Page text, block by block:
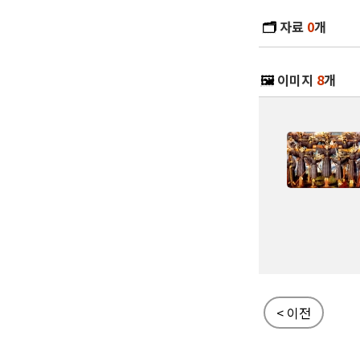
🗂️ 자료 0개
🖼️이미지 8개
< 이전